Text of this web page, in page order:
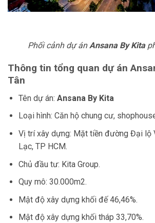
Phối cảnh dự án Ansana By Kita
Thông tin tổng quan dự án
Tân
Tên dự án: Ansana By Kita
Loại hình: Căn hộ chung cư,
Vị trí xây dựng: Mặt tiền đường Đại lộ
Lạc, TP HCM.
Chủ đầu tư: Kita Group.
Quy mô: 30.000m2.
Mật độ xây dựng khối đế 46,46%.
Mật độ xây dựng khối tháp 33,70%.